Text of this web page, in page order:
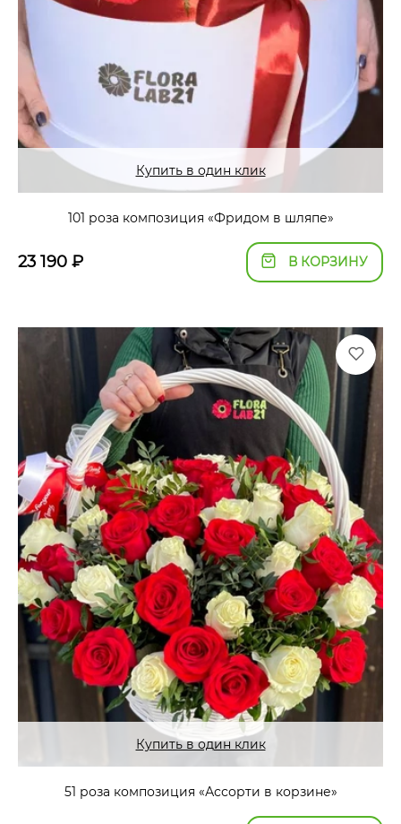
Купить в один клик
101 роза композиция «Фридом в шляпе»
23 190 ₽ В КОРЗИНУ
Купить в один клик
51 роза композиция «Ассорти в корзине»